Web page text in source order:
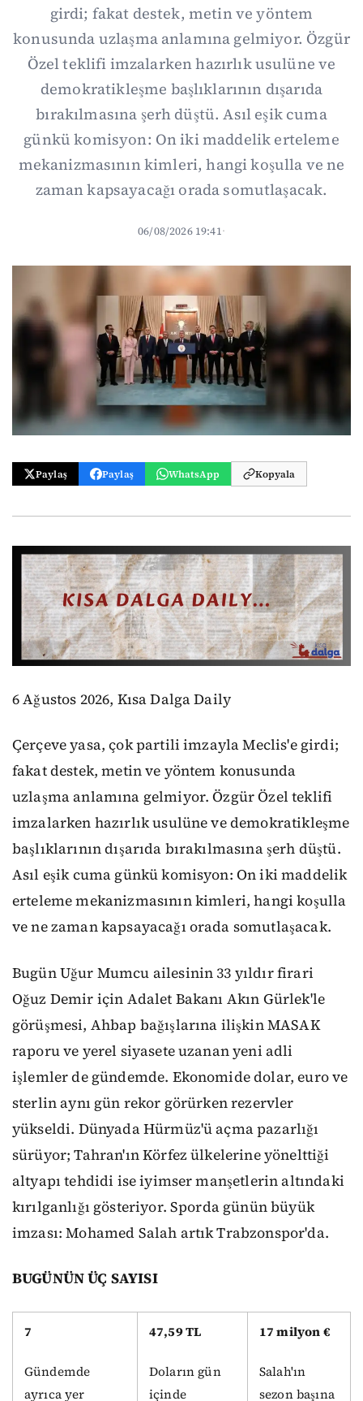
girdi; fakat destek, metin ve yöntem
konusunda uzlaşma anlamına gelmiyor. Özgür
Özel teklifi imzalarken hazırlık usulüne ve
demokratikleşme başlıklarının dışarıda
bırakılmasına şerh düştü. Asıl eşik cuma
günkü komisyon: On iki maddelik erteleme
mekanizmasının kimleri, hangi koşulla ve ne
zaman kapsayacağı orada somutlaşacak.
06/08/2026 19:41·
Paylaş Paylaş WhatsApp Kopyala
6 Ağustos 2026, Kısa Dalga Daily
Çerçeve yasa, çok partili imzayla Meclis'e girdi;
fakat destek, metin ve yöntem konusunda
uzlaşma anlamına gelmiyor. Özgür Özel teklifi
imzalarken hazırlık usulüne ve demokratikleşme
başlıklarının dışarıda bırakılmasına şerh düştü.
Asıl eşik cuma günkü komisyon: On iki maddelik
erteleme mekanizmasının kimleri, hangi koşulla
ve ne zaman kapsayacağı orada somutlaşacak.
Bugün Uğur Mumcu ailesinin 33 yıldır firari
Oğuz Demir için Adalet Bakanı Akın Gürlek'le
görüşmesi, Ahbap bağışlarına ilişkin MASAK
raporu ve yerel siyasete uzanan yeni adli
işlemler de gündemde. Ekonomide dolar, euro ve
sterlin aynı gün rekor görürken rezervler
yükseldi. Dünyada Hürmüz'ü açma pazarlığı
sürüyor; Tahran'ın Körfez ülkelerine yönelttiği
altyapı tehdidi ise iyimser manşetlerin altındaki
kırılganlığı gösteriyor. Sporda günün büyük
imzası: Mohamed Salah artık Trabzonspor'da.
BUGÜNÜN ÜÇ SAYISI
7
Gündemde
ayrıca yer
47,59 TL
Doların gün
içinde
17 milyon €
Salah'ın
sezon başına